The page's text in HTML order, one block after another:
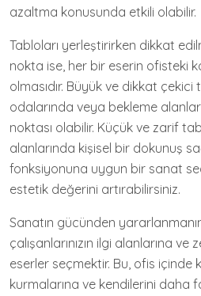
azaltma konusunda etkili olabilir.
Tabloları yerleştirirken dikkat
nokta ise, her bir eserin ofisteki
olmasıdır. Büyük ve dikkat
odalarında veya bekleme
noktası olabilir. Küçük ve zarif
alanlarında kişisel bir dokunuş
fonksiyonuna uygun bir sanat
estetik değerini artırabilirsiniz.
Sanatın gücünden
çalışanlarınızın ilgi alanlarına
eserler seçmektir. Bu, ofis içinde
kurmalarına ve kendilerini daha